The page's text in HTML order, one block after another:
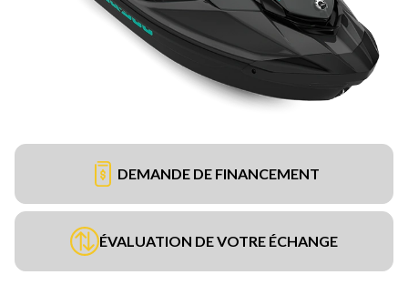
DEMANDE DE FINANCEMENT
ÉVALUATION DE VOTRE ÉCHANGE